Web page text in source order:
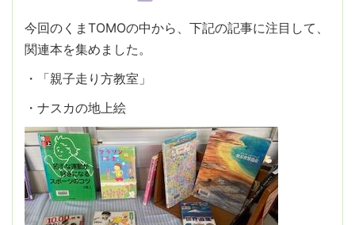
今回のくまTOMOの中から、下記の記事に注目して、
関連本を集めました。
・「親子走り方教室」
・ナスカの地上絵